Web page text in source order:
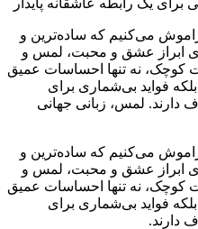
می‌کنیم که ساده‌ترین و
ابراز عشق و محبت، لمس و
نه تنها احساسات عمیق
فواید بی‌شماری برای
لمس، زبانی جهانی
می‌کنیم که ساده‌ترین و
ابراز عشق و محبت، لمس و
نه تنها احساسات عمیق
فواید بی‌شماری برای
دارند.